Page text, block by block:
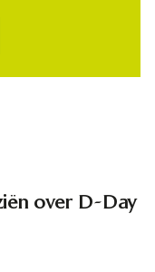
over D-Day